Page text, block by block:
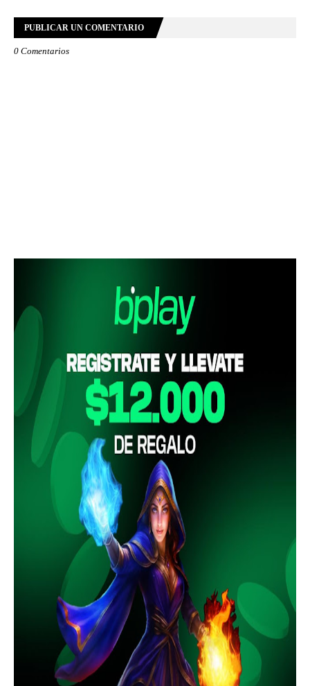
PUBLICAR UN COMENTARIO
0 Comentarios